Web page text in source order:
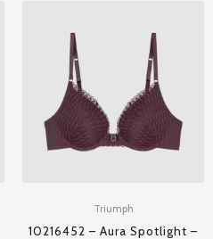
Triumph
10216452 – Aura Spotlight –